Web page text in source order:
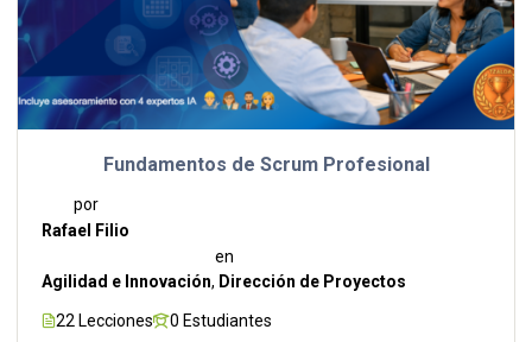
Fundamentos de Scrum Profesional
por
Rafael Filio
en
Agilidad e Innovación, Dirección de Proyectos
22 Lecciones 0 Estudiantes